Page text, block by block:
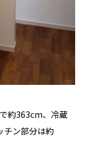
約363cm、冷蔵
チン部分は約